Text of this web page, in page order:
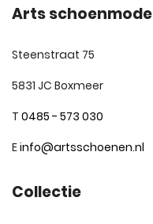
Arts schoenmode
Steenstraat 75
5831 JC Boxmeer
T 0485 - 573 030
Einfo@artsschoenen.nl
Collectie